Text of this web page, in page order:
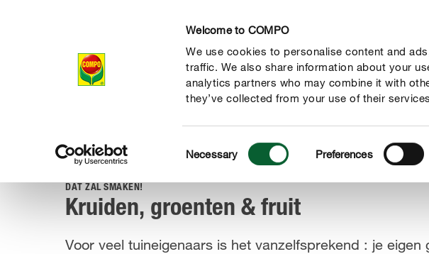
Welcome to COMPO
We use cookies to personalise content and
traffic. We also share information about your
analytics partners who may combine it with
they’ve collected from your use of their
Selection
Necessary Preferences
Producten Advies Thema's
COMPOAdvies Plantenverzorging Kruiden, groenten & fruit
DAT ZAL SMAKEN!
Kruiden, groenten & fruit
Voor veel tuineigenaars is het vanzelfsprekend : je